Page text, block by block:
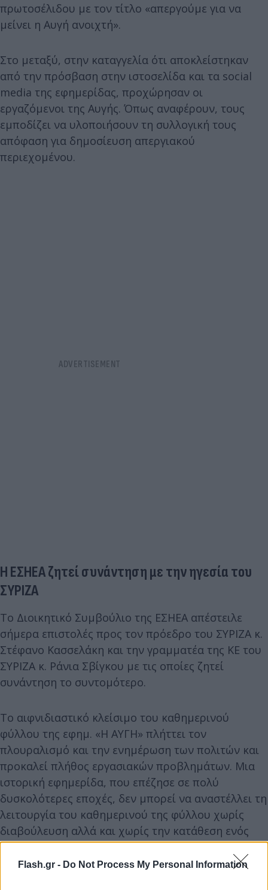
Flash.gr - Do Not Process My Personal Information
πρωτοσέλιδου με τον τίτλο «απεργούμε για να
μείνει η Αυγή ανοιχτή».
Στο μεταξύ, στην καταγγελία ότι αποκλείστηκαν
από την πρόσβαση στην ιστοσελίδα και τα social
media της εφημερίδας, προχώρησαν οι
εργαζόμενοι της Αυγής. Όπως αναφέρουν, τους
εμποδίζει να υλοποιήσουν τη συλλογική τους
απόφαση για δημοσίευση απεργιακού
περιεχομένου.
Η ΕΣΗΕΑ ζητεί συνάντηση με την ηγεσία του
ΣΥΡΙΖΑ
Το Διοικητικό Συμβούλιο της ΕΣΗΕΑ απέστειλε
σήμερα επιστολές προς τον πρόεδρο του ΣΥΡΙΖΑ κ.
Στέφανο Κασσελάκη και την γραμματέα της ΚΕ του
ΣΥΡΙΖΑ κ. Ράνια Σβίγκου με τις οποίες ζητεί
συνάντηση το συντομότερο.
Το αιφνιδιαστικό κλείσιμο του καθημερινού
φύλλου της εφημ. «Η ΑΥΓΗ» πλήττει τον
πλουραλισμό και την ενημέρωση των πολιτών και
προκαλεί πλήθος εργασιακών προβλημάτων. Μια
ιστορική εφημερίδα, που επέζησε σε πολύ
δυσκολότερες εποχές, δεν μπορεί να αναστέλλει τη
λειτουργία του καθημερινού της φύλλου χωρίς
διαβούλευση αλλά και χωρίς την κατάθεση ενός
ολοκληρωμένου σχεδίου από τον κύριο μέτοχο
που θα καλύπτει τις απαιτήσεις και τα δικαιώματα